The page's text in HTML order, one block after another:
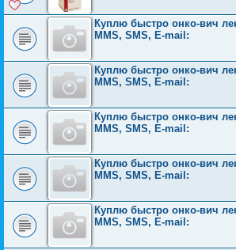
Куплю быстро онко-вич
MMS, SMS, E-mail:
Куплю быстро онко-вич
MMS, SMS, E-mail:
Куплю быстро онко-вич
MMS, SMS, E-mail:
Куплю быстро онко-вич
MMS, SMS, E-mail:
Куплю быстро онко-вич
MMS, SMS, E-mail: